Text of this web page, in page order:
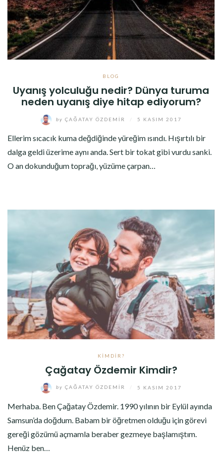
BLOG
Uyanış yolculuğu nedir? Dünya turuma
neden uyanış diye hitap ediyorum?
by ÇAĞATAY ÖZDEMIR 5 KASIM 2017
Ellerim sıcacık kuma değdiğinde yüreğim ısındı. Hışırtılı bir
dalga geldi üzerime aynı anda. Sert bir tokat gibi vurdu sanki.
O an dokunduğum toprağı, yüzüme çarpan…
KIMDIR?
Çağatay Özdemir Kimdir?
by ÇAĞATAY ÖZDEMIR 5 KASIM 2017
Merhaba. Ben Çağatay Özdemir. 1990 yılının bir Eylül ayında
Samsun’da doğdum. Babam bir öğretmen olduğu için görevi
gereği gözümü açmamla beraber gezmeye başlamıştım.
Henüz ben…